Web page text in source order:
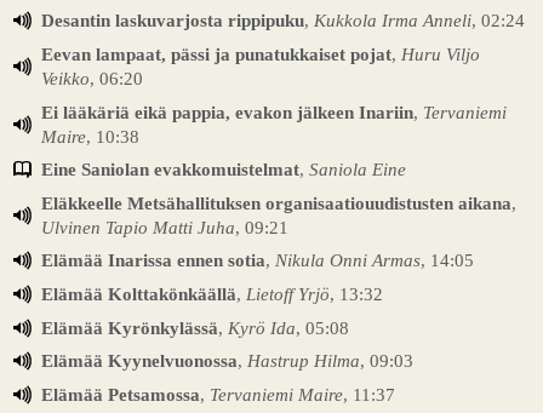
Desantin laskuvarjosta rippipuku, Kukkola Irma Anneli, 02:24
Eevan lampaat, pässi ja punatukkaiset pojat, Huru Viljo
Veikko, 06:20
Ei lääkäriä eikä pappia, evakon jälkeen Inariin, Tervaniemi
Maire, 10:38
Eine Saniolan evakkomuistelmat, Saniola Eine
Eläkkeelle Metsähallituksen organisaatiouudistusten aikana,
Ulvinen Tapio Matti Juha, 09:21
Elämää Inarissa ennen sotia, Nikula Onni Armas, 14:05
Elämää Kolttakönkäällä, Lietoff Yrjö, 13:32
Elämää Kyrönkylässä, Kyrö Ida, 05:08
Elämää Kyynelvuonossa, Hastrup Hilma, 09:03
Elämää Petsamossa, Tervaniemi Maire, 11:37